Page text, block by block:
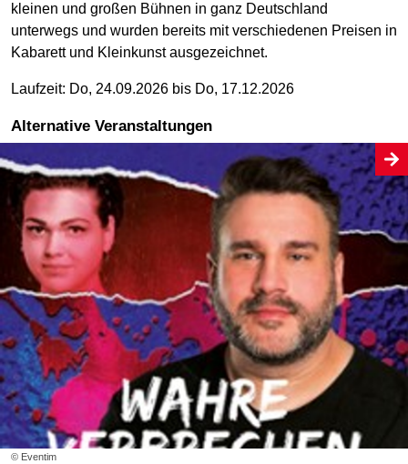
kleinen und großen Bühnen in ganz Deutschland
unterwegs und wurden bereits mit verschiedenen Preisen in
Kabarett und Kleinkunst ausgezeichnet.
Laufzeit: Do, 24.09.2026 bis Do, 17.12.2026
Alternative Veranstaltungen
© Eventim